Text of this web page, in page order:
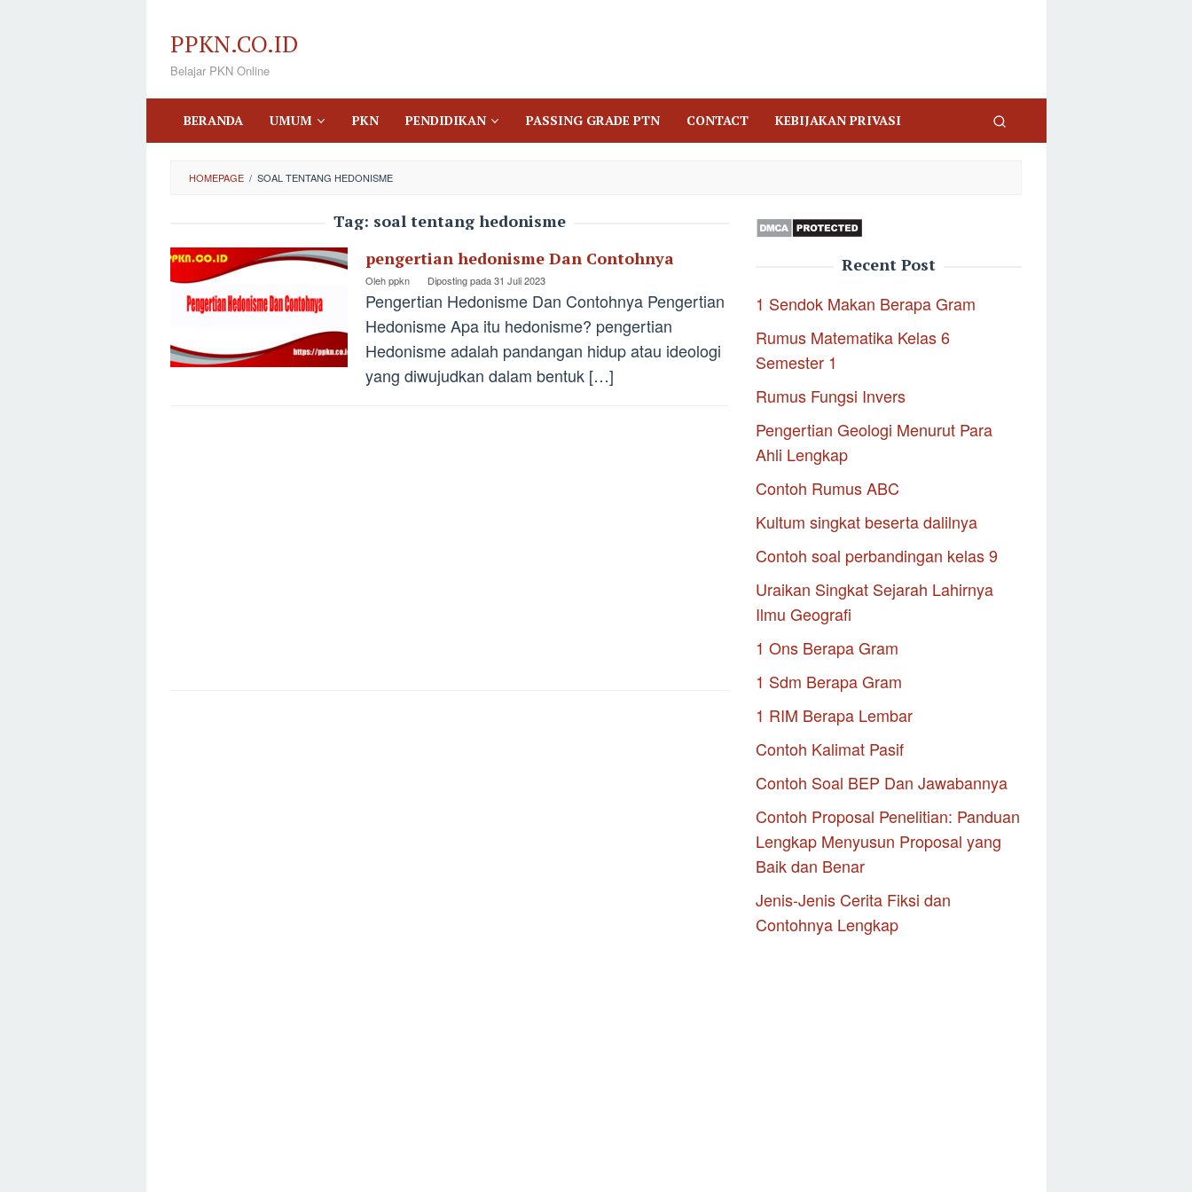
konten
PPKN.CO.ID
Belajar PKN Online
BERANDA UMUM PKN PENDIDIKAN PASSING GRADE PTN CONTACT KEBIJAKAN PRIVASI
HOMEPAGE / SOAL TENTANG HEDONISME
Tag: soal tentang hedonisme
pengertian hedonisme Dan Contohnya
Olehppkn Diposting pada31 Juli 2023
Pengertian Hedonisme Dan Contohnya Pengertian
Hedonisme Apa itu hedonisme? pengertian
Hedonisme adalah pandangan hidup atau ideologi
yang diwujudkan dalam bentuk […]
Recent Post
1 Sendok Makan Berapa Gram
Rumus Matematika Kelas 6
Semester 1
Rumus Fungsi Invers
Pengertian Geologi Menurut Para
Ahli Lengkap
Contoh Rumus ABC
Kultum singkat beserta dalilnya
Contoh soal perbandingan kelas 9
Uraikan Singkat Sejarah Lahirnya
Ilmu Geografi
1 Ons Berapa Gram
1 Sdm Berapa Gram
1 RIM Berapa Lembar
Contoh Kalimat Pasif
Contoh Soal BEP Dan Jawabannya
Contoh Proposal Penelitian: Panduan
Lengkap Menyusun Proposal yang
Baik dan Benar
Jenis-Jenis Cerita Fiksi dan
Contohnya Lengkap